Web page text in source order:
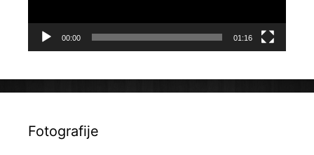
00:00 01:16
Fotografije